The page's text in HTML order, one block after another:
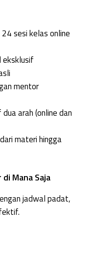
sesi kelas online
eksklusif
mentor
arah (online dan
materi hingga
Mana Saja
jadwal padat,